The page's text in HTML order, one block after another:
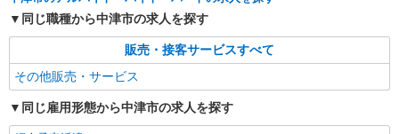
同じ職種から中津市の求人を探す
販売・接客サービスすべて
その他販売・サービス
同じ雇用形態から中津市の求人を探す